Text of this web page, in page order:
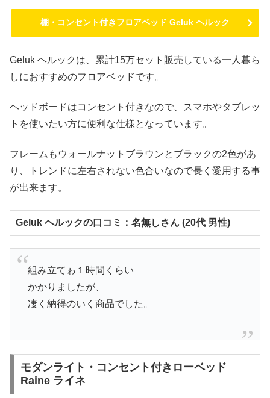
棚・コンセント付きフロアベッド Geluk ヘルック
Geluk ヘルックは、累計15万セット販売している一人暮ら
しにおすすめのフロアベッドです。
ヘッドボードはコンセント付きなので、スマホやタブレッ
トを使いたい方に便利な仕様となっています。
フレームもウォールナットブラウンとブラックの2色があ
り、トレンドに左右されない色合いなので長く愛用する事
が出来ます。
Geluk ヘルックの口コミ：名無しさん (20代 男性)
組み立てゎ１時間くらい
かかりましたが、
凄く納得のいく商品でした。
モダンライト・コンセント付きローベッド
Raine ライネ